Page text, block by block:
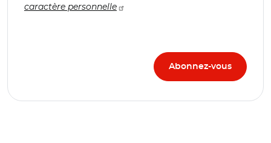
caractère personnelle